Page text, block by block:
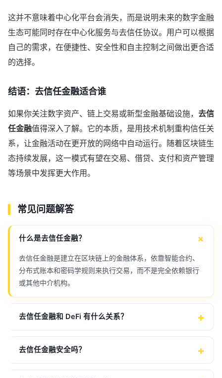
这并不意味着中心化平台会消失，而是说明未来的数字金融
生态可能同时存在中心化服务与去信任协议。用户可以根据
自己的需求，在便捷性、安全性和自主控制之间做出更合适
的选择。
结语：去信任金融适合谁
如果你关注数字资产、链上交易或新型金融基础设施， 去信
任金融值得深入了解。它的本质，是用技术机制重构信任关
系，让金融活动在更开放的网络中自动运行。随着区块链生
态持续发展，这一模式有望在交易、借贷、支付和资产管理
等场景中发挥更大作用。
常见问题解答
什么是去信任金融？
去信任金融是建立在区块链上的金融体系，依靠智能合约、
分布式账本和密码学规则来执行交易，而不是完全依赖银行
或其他中介机构。
去信任金融和 DeFi 有什么关系？
去信任金融安全吗？